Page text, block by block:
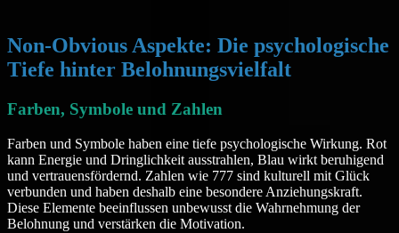
Non-Obvious Aspekte: Die psychologische
Tiefe hinter Belohnungsvielfalt
Farben, Symbole und Zahlen
Farben und Symbole haben eine tiefe psychologische Wirkung. Rot
kann Energie und Dringlichkeit ausstrahlen, Blau wirkt beruhigend
und vertrauensfördernd. Zahlen wie 777 sind kulturell mit Glück
verbunden und haben deshalb eine besondere Anziehungskraft.
Diese Elemente beeinflussen unbewusst die Wahrnehmung der
Belohnung und verstärken die Motivation.